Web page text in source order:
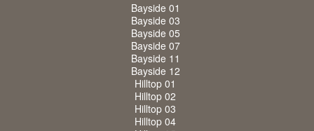
Bayside 01
Bayside 03
Bayside 05
Bayside 07
Bayside 11
Bayside 12
Hilltop 01
Hilltop 02
Hilltop 03
Hilltop 04